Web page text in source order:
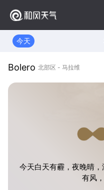
今天
Bolero 北部区 - 马拉维
今天白天有霾，夜晚晴
有风